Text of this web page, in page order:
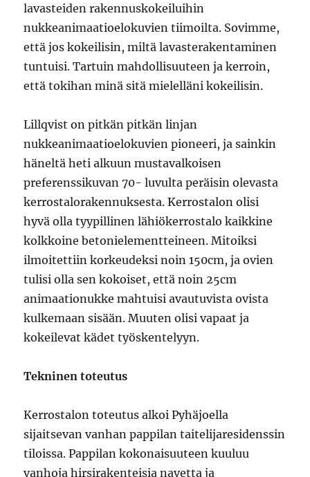
lavasteiden rakennuskokeiluihin
nukkeanimaatioelokuvien tiimoilta. Sovimme,
että jos kokeilisin, miltä lavasterakentaminen
tuntuisi. Tartuin mahdollisuuteen ja kerroin,
että tokihan minä sitä mielelläni kokeilisin.
Lillqvist on pitkän pitkän linjan
nukkeanimaatioelokuvien pioneeri, ja sainkin
häneltä heti alkuun mustavalkoisen
preferenssikuvan 70- luvulta peräisin olevasta
kerrostalorakennuksesta. Kerrostalon olisi
hyvä olla tyypillinen lähiökerrostalo kaikkine
kolkkoine betonielementteineen. Mitoiksi
ilmoitettiin korkeudeksi noin 150cm, ja ovien
tulisi olla sen kokoiset, että noin 25cm
animaationukke mahtuisi avautuvista ovista
kulkemaan sisään. Muuten olisi vapaat ja
kokeilevat kädet työskentelyyn.
Tekninen toteutus
Kerrostalon toteutus alkoi Pyhäjoella
sijaitsevan vanhan pappilan taitelijaresidenssin
tiloissa. Pappilan kokonaisuuteen kuuluu
vanhoja hirsirakenteisia navetta ja